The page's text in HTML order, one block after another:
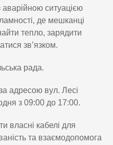
аварійною ситуацією
де мешканці
тепло, зарядити
зв’язком.
рада.
адресою вул. Лесі
з 09:00 до 17:00.
власні кабелі для
та взаємодопомога